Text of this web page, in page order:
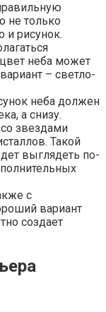
не только
и рисунок.
неба может
– светло-
неба должен
а снизу.
звездами
Такой
выглядеть по-
с
вариант
создает